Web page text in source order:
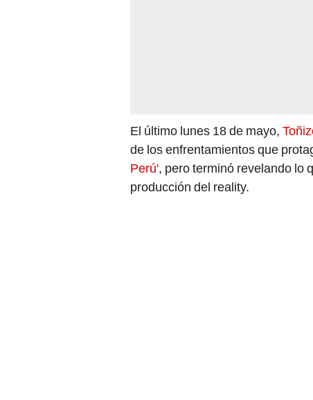
El último lunes 18 de mayo,
de los enfrentamientos que
Perú', pero terminó revelando lo
producción del reality.